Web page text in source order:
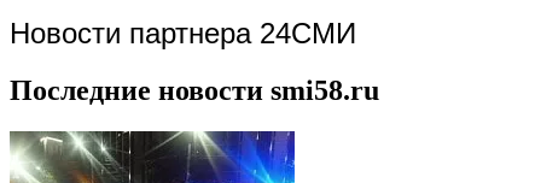
Новости партнера 24СМИ
Последние новости smi58.ru